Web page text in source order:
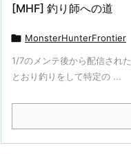
[MHF] 釣り師への道
 MonsterHunterFrontier
1/7のメンテ後から配信され
とおり釣りをして特定の ...